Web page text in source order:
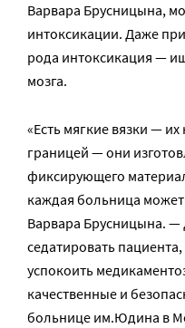
Варвара Брусницына,
интоксикации. Даже
рода интоксикация —
мозга.
«Есть мягкие вязки — их
границей — они
фиксирующего
каждая больница
Варвара Брусницына. —
седатировать
успокоить
качественные и
больнице им.Юдина в